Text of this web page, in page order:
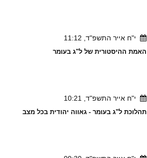
י"ח אייר התשפ"ד, 11:12
האמת ההיסטורית של ל"ג בעומר
י"ח אייר התשפ"ד, 10:21
תהלוכת ל"ג בעומר - גאווה יהודית בכל מצב